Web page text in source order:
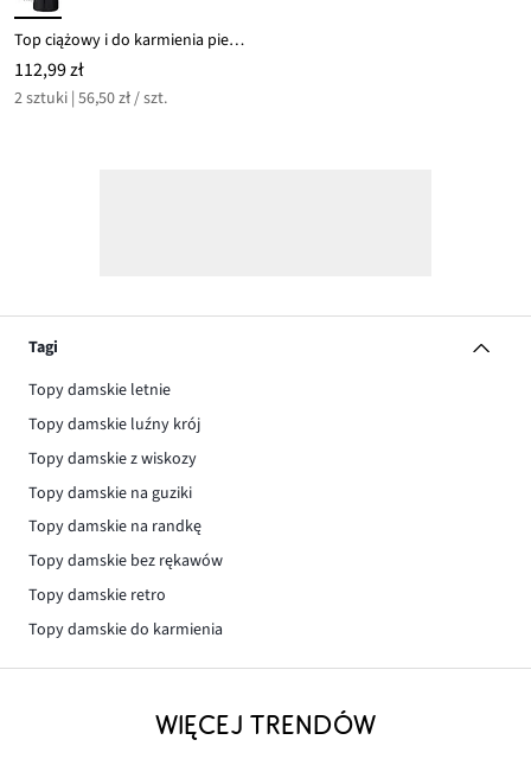
Top ciążowy i do karmienia piersią (2 szt.)
112,99 zł
2 sztuki | 56,50 zł / szt.
Tagi
Topy damskie letnie
Topy damskie luźny krój
Topy damskie z wiskozy
Topy damskie na guziki
Topy damskie na randkę
Topy damskie bez rękawów
Topy damskie retro
Topy damskie do karmienia
WIĘCEJ TRENDÓW